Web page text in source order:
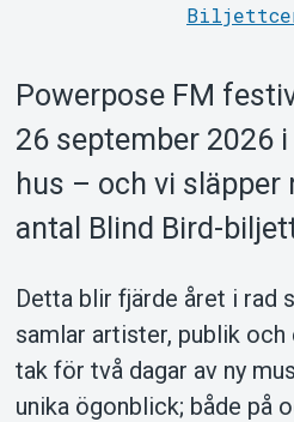
Om
Powerpose FM
26 september 2026
hus – och vi
antal Blind Bird-
Detta blir fjärde året i rad
samlar artister, publik och
tak för två dagar av ny
unika ögonblick; både på